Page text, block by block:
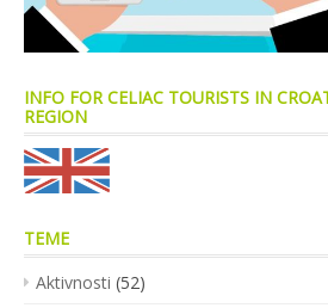
INFO FOR CELIAC TOURISTS IN
REGION
TEME
Aktivnosti (52)